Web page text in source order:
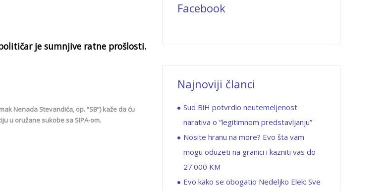
je sumnjive ratne prošlosti.
Nenada Stevandića, op. “SB”) kaže da ću
u oružane sukobe sa SIPA-om.
Facebook
Najnoviji članci
Sud BiH potvrdio neutemeljenost
narativa o “legitimnom predstavljanju”
Nosite hranu na more? Evo šta vam
mogu oduzeti na granici i kazniti vas do
27.000 KM
Evo kako se obogatio Nedeljko Elek: Sve